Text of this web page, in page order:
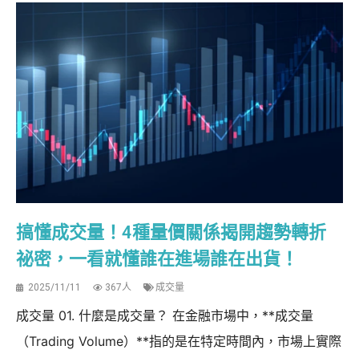
搞懂成交量！4種量價關係揭開趨勢轉折
祕密，一看就懂誰在進場誰在出貨！
2025/11/11 367人 成交量
成交量 01. 什麼是成交量？ 在金融市場中，**成交量
（Trading Volume）**指的是在特定時間內，市場上實際